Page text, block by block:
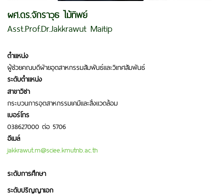
ผศ.ดร.จักราวุธ ไม้ทิพย์
Asst.Prof.Dr.Jakkrawut Maitip
ตำแหน่ง
ผู้ช่วยคณบดีฝ่ายอุตสาหกรรมสัมพันธ์และวิเทศสัมพันธ์
ระดับตำแหน่ง
สาขาวิชา
กระบวนการอุตสาหกรรมเคมีและสิ่งแวดล้อม
เบอร์โทร
038627000 ต่อ 5706
อีเมล์
jakkrawut.m@sciee.kmutnb.ac.th
ระดับการศึกษา
ระดับปริญญาเอก